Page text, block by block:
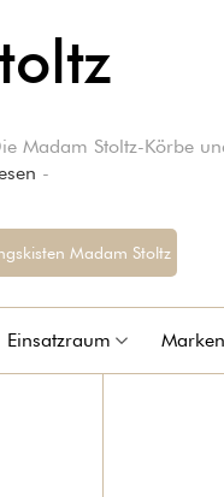
Madam Stoltz-Körbe
-
Madam Stoltz
Einsatzraum Marken